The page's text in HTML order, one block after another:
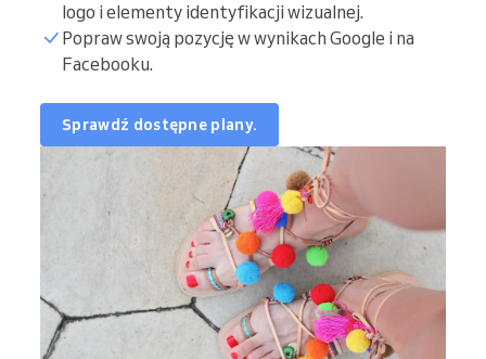
logo i elementy identyfikacji wizualnej.
Popraw swoją pozycję w wynikach Google i na
Facebooku.
Sprawdź dostępne plany.